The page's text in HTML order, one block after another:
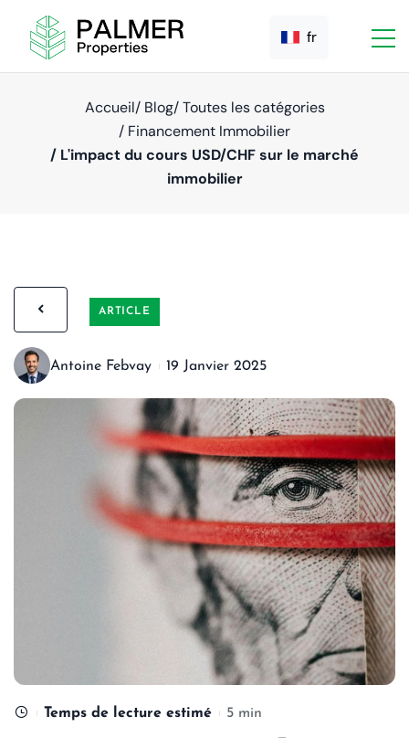
fr
Accueil/ Blog/ Toutes les catégories
/ Financement Immobilier
/ L'impact du cours USD/CHF sur le marché
immobilier
ARTICLE
Antoine Febvay 19 Janvier 2025
Temps de lecture estimé 5 min